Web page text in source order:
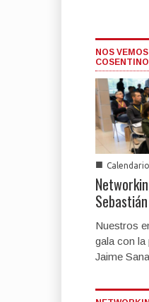
NOS
■
Sebastián
Nuestros
gala con la
Jaime